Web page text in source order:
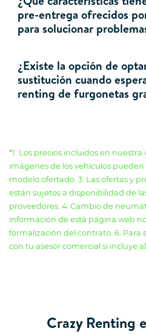
pre-entrega ofrecidos
para solucionar
¿Existe la opción de
sustitución cuando
renting de furgonetas
*1. Los precios incluidos en nuestra
imágenes de los vehículos pueden
modelo ofertado. 3. Las ofertas y
están sujetos a disponibilidad de
proveedores. 4. Cambio de
información de está página web
formalización del contrato. 6. Para
con tu asesor comercial si incluye
Crazy Renting